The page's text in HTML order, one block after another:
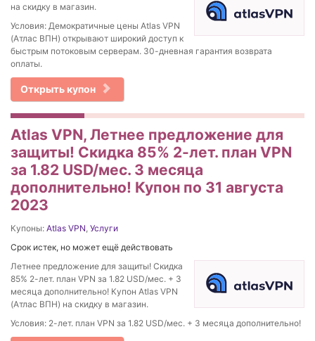
на скидку в магазин.
Условия: Демократичные цены Atlas VPN
(Атлас ВПН) открывают широкий доступ к
быстрым потоковым серверам. 30-дневная гарантия возврата
оплаты.
Открыть купон
Atlas VPN, Летнее предложение для
защиты! Скидка 85% 2-лет. план VPN
за 1.82 USD/мес. 3 месяца
дополнительно! Купон по 31 августа
2023
Купоны: Atlas VPN Услуги
Срок истек, но может ещё действовать
Летнее предложение для защиты! Скидка
85% 2-лет. план VPN за 1.82 USD/мес. + 3
месяца дополнительно! Купон Atlas VPN
(Атлас ВПН) на скидку в магазин.
Условия: 2-лет. план VPN за 1.82 USD/мес. + 3 месяца дополнительно!